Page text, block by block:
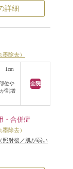
詳細
除去）
1cm
位や
割増
全院
・合併症
除去）
照射後／肌が弱い